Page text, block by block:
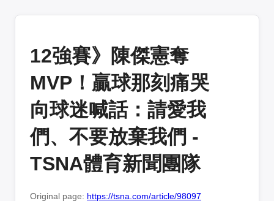
12強賽》陳傑憲奪
MVP！贏球那刻痛哭
向球迷喊話：請愛我
們、不要放棄我們 -
TSNA體育新聞團隊
Original page: https://tsna.com/article/98097